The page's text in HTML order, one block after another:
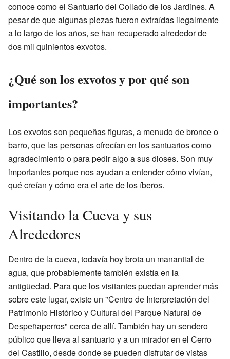
conoce como el Santuario del Collado de los Jardines. A
pesar de que algunas piezas fueron extraídas ilegalmente
a lo largo de los años, se han recuperado alrededor de
dos mil quinientos exvotos.
¿Qué son los exvotos y por qué son
importantes?
Los exvotos son pequeñas figuras, a menudo de bronce o
barro, que las personas ofrecían en los santuarios como
agradecimiento o para pedir algo a sus dioses. Son muy
importantes porque nos ayudan a entender cómo vivían,
qué creían y cómo era el arte de los íberos.
Visitando la Cueva y sus
Alrededores
Dentro de la cueva, todavía hoy brota un manantial de
agua, que probablemente también existía en la
antigüedad. Para que los visitantes puedan aprender más
sobre este lugar, existe un "Centro de Interpretación del
Patrimonio Histórico y Cultural del Parque Natural de
Despeñaperros" cerca de allí. También hay un sendero
público que lleva al santuario y a un mirador en el Cerro
del Castillo, desde donde se pueden disfrutar de vistas